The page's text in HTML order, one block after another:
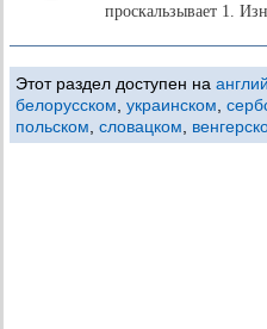
проскальзывает 1.
Этот раздел доступен на
белорусском украинском
польском словацком